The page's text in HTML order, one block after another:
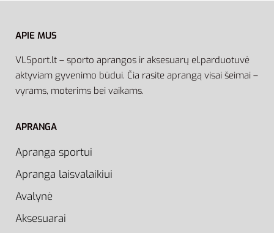
APIE MUS
VLSport.lt – sporto aprangos ir aksesuarų el.parduotuvė
aktyviam gyvenimo būdui. Čia rasite aprangą visai šeimai –
vyrams, moterims bei vaikams.
APRANGA
Apranga sportui
Apranga laisvalaikiui
Avalynė
Aksesuarai